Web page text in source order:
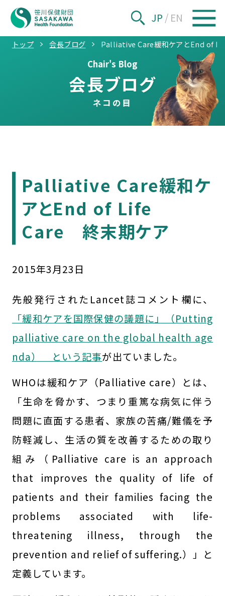
JP / EN
トップ 会長ブログ Palliative Care緩和ケアとEnd of
Chair's Blog
会長ブログ
ネコの目
Palliative Care緩和ケ
アとEnd of Life
Care 終末期ケア
2015年3月23 日
先般発行されたLancet誌コメント欄に、
「緩和ケアを国際保健の議題に」（Putting
palliative care on the global health age
nda） という記事が出ていました。
WHOは緩和ケア（Palliative care）とは、
「生命を脅かす、つまり重篤な病気に伴う
問題に直面する患者、家族の苦痛/難儀を予
防軽減し、生活の質を改善するための取り
組み（Palliative care is an approach
that improves the quality of life of
patients and their families facing the
problems associated with life-
threatening illness, through the
prevention and relief of suffering.）」と
定義しています。